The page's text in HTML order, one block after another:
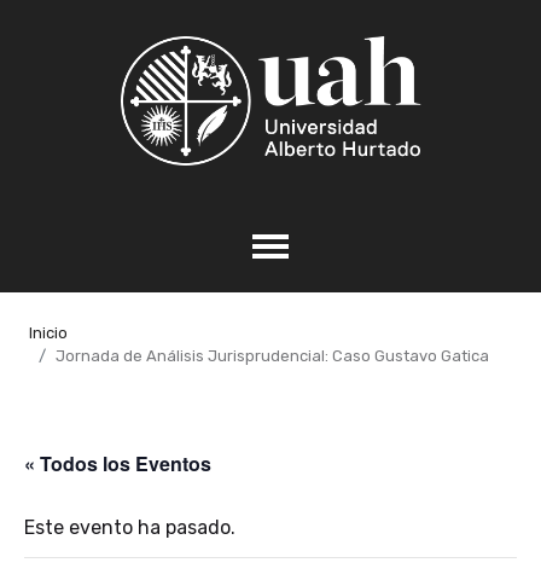
Inicio
Jornada de Análisis Jurisprudencial: Caso Gustavo Gatica
« Todos los Eventos
Este evento ha pasado.